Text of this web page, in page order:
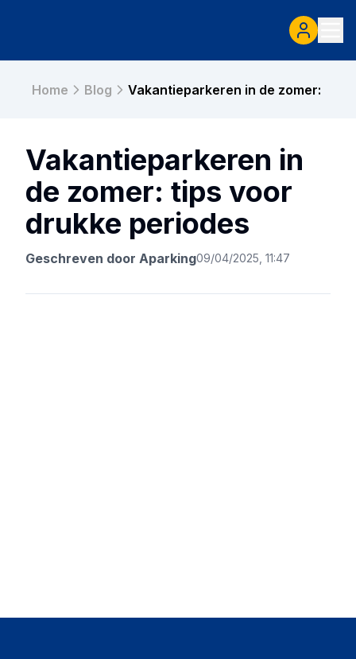
Home Blog Vakantieparkeren in de zomer: tips
Vakantieparkeren in
de zomer: tips voor
drukke periodes
Geschreven door Aparking09/04/2025, 11:47